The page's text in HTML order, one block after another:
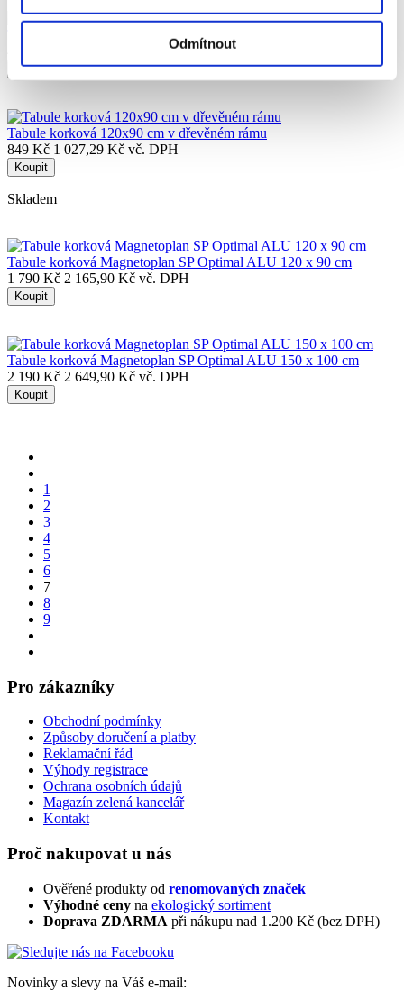
Odmítnout
Tabule bílá magnetická Basic-Board 96158, 180x120 cm
6 037,90 Kč vč. DPH
Koupit
Tabule korková 120x90 cm v dřevěném rámu
849 Kč 1 027,29 Kč vč. DPH
Koupit
Skladem
Tabule korková Magnetoplan SP Optimal ALU 120 x 90 cm
1 790 Kč 2 165,90 Kč vč. DPH
Koupit
Tabule korková Magnetoplan SP Optimal ALU 150 x 100 cm
2 190 Kč 2 649,90 Kč vč. DPH
Koupit
1
2
3
4
5
6
7
8
9
Pro zákazníky
Obchodní podmínky
Způsoby doručení a platby
Reklamační řád
Výhody registrace
Ochrana osobních údajů
Magazín zelená kancelář
Kontakt
Proč nakupovat u nás
Ověřené produkty od renomovaných značek
Výhodné ceny na ekologický sortiment
Doprava ZDARMA při nákupu nad 1.200 Kč (bez DPH)
Novinky a slevy na Váš e-mail: